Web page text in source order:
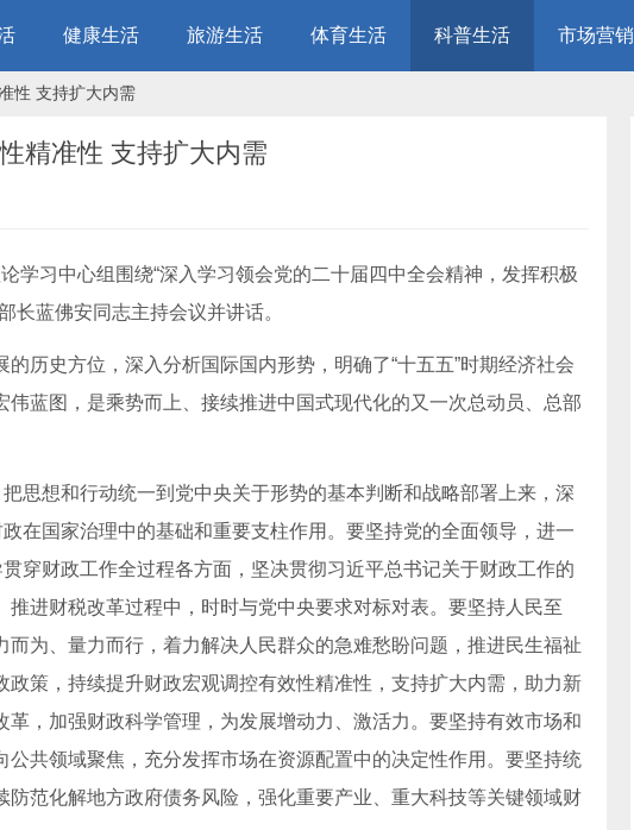
健康生活 旅游生活 体育生活 科普生活 市场营销
性 支持扩大内需
精准性 支持扩大内需
习中心组围绕“深入学习领会党的二十届四中全会精神，发挥积极
长蓝佛安同志主持会议并讲话。
史方位，深入分析国际国内形势，明确了“十五五”时期经济社会
蓝图，是乘势而上、接续推进中国式现代化的又一次总动员、总部
想和行动统一到党中央关于形势的基本判断和战略部署上来，深
在国家治理中的基础和重要支柱作用。要坚持党的全面领导，进一
穿财政工作全过程各方面，坚决贯彻习近平总书记关于财政工作的
进财税改革过程中，时时与党中央要求对标对表。要坚持人民至
而为、量力而行，着力解决人民群众的急难愁盼问题，推进民生福祉
策，持续提升财政宏观调控有效性精准性，支持扩大内需，助力新
，加强财政科学管理，为发展增动力、激活力。要坚持有效市场和
共领域聚焦，充分发挥市场在资源配置中的决定性作用。要坚持统
范化解地方政府债务风险，强化重要产业、重大科技等关键领域财